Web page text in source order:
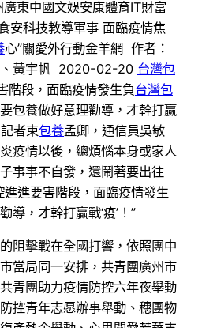
東中國文娛安康體育IT財富
安科技教導軍事 面臨疫情焦
心”關愛外行動金羊網 作者：
、黃宇帆 2020-02-20 台灣包
階段，面臨疫情發生負台灣包
包養做好意理勸導，才幹打贏
者束包養孟卿，通信員吳敏
疫情以後，總煩惱本身或家人
事事不自發，還鬧著要出往
進要害階段，面臨疫情發生
導，才幹打贏戰‘疫’！”
阻擊戰在全國打響，依照團中
當局同一安排，共青團廣州市
青團助力疫情防控六年夜舉動
控青年志愿辦事舉動、穗團物